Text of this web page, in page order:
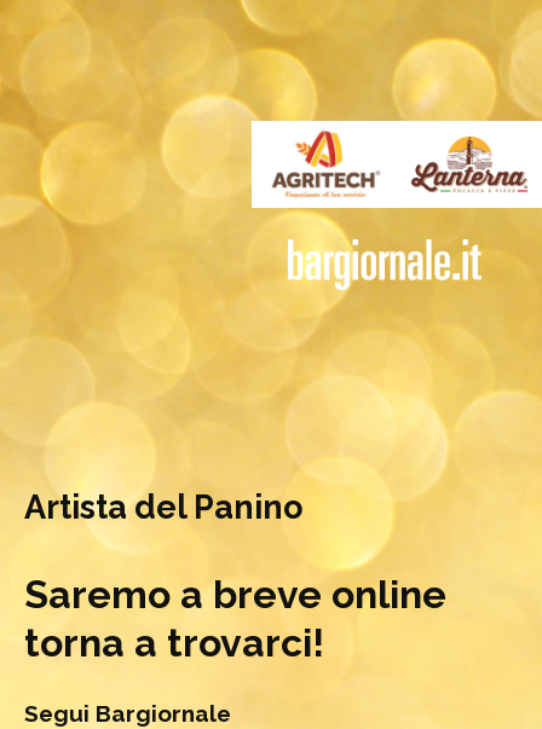
Artista del Panino
Saremo a breve online
torna a trovarci!
Segui Bargiornale